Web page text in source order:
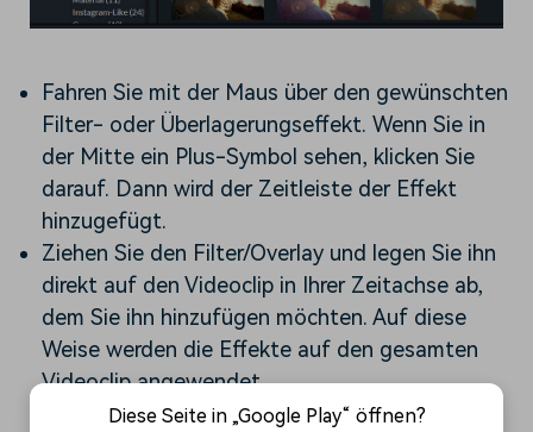
Fahren Sie mit der Maus über den gewünschten
Filter- oder Überlagerungseffekt. Wenn Sie in
der Mitte ein Plus-Symbol sehen, klicken Sie
darauf. Dann wird der Zeitleiste der Effekt
hinzugefügt.
Ziehen Sie den Filter/Overlay und legen Sie ihn
direkt auf den Videoclip in Ihrer Zeitachse ab,
dem Sie ihn hinzufügen möchten. Auf diese
Weise werden die Effekte auf den gesamten
Videoclip angewendet.
Diese Seite in „Google Play“ öffnen?